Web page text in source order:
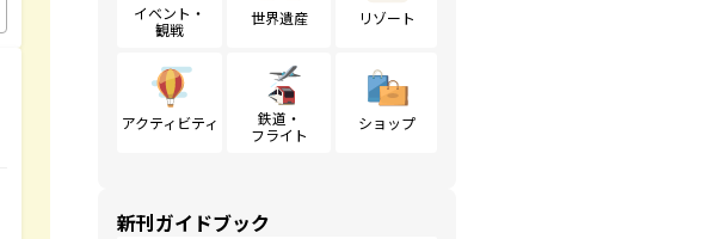
イベント・
観戦
世界遺産 リゾート
アクティビティ
鉄道・
フライト
ショップ
新刊ガイドブック